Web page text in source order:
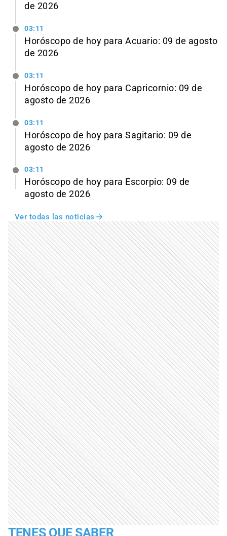
de 2026
03:11
Horóscopo de hoy para Acuario: 09 de agosto
de 2026
03:11
Horóscopo de hoy para Capricornio: 09 de
agosto de 2026
03:11
Horóscopo de hoy para Sagitario: 09 de
agosto de 2026
03:11
Horóscopo de hoy para Escorpio: 09 de
agosto de 2026
Ver todas las noticias
TENES QUE SABER